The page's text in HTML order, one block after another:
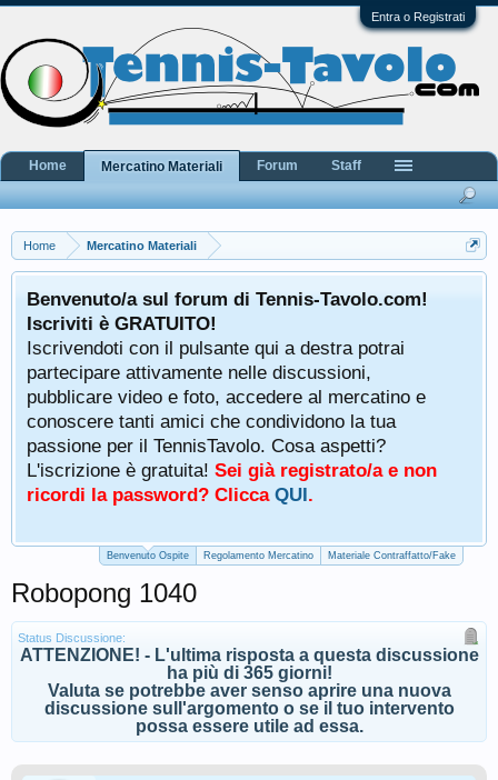
Entra o Registrati
Home Mercatino Materiali
Benvenuto/a sul forum di Tennis-Tavolo.com!
Iscriviti è GRATUITO!
Iscrivendoti con il pulsante qui a destra potrai
partecipare attivamente nelle discussioni,
pubblicare video e foto, accedere al mercatino e
conoscere tanti amici che condividono la tua
passione per il TennisTavolo. Cosa aspetti?
L'iscrizione è gratuita! Sei già registrato/a e non
ricordi la password? Clicca QUI.
Benvenuto Ospite Regolamento Mercatino Materiale Contraffatto/Fake
Robopong 1040
Status Discussione:
ATTENZIONE! - L'ultima risposta a questa discussione
ha più di 365 giorni!
Valuta se potrebbe aver senso aprire una nuova
discussione sull'argomento o se il tuo intervento
possa essere utile ad essa.
Home Mercatino Materiali Forum Staff